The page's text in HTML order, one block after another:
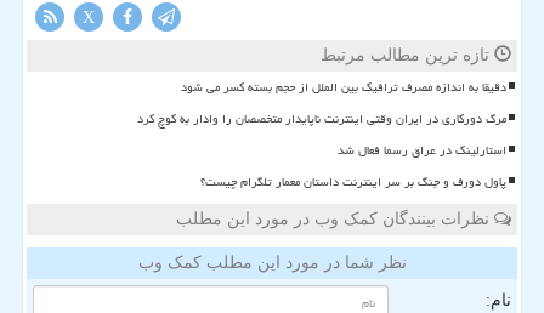
X
تازه ترین مطالب مرتبط
دقیقا به اندازه مصرف ترافیک بین الملل از حجم بسته کسر می شود
مرگ دورکاری در ایران وقتی اینترنت ناپایدار متخصصان را وادار به کوچ کرد
استارلینک در عراق رسما فعال شد
پاول دورف و جنگ بر سر اینترنت داستان معمار تلگرام چیست؟
نظرات بینندگان کمک وب در مورد این مطلب
نظر شما در مورد این مطلب کمک وب
نام: